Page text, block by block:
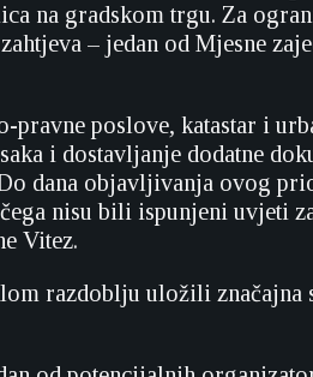
na gradskom trgu. Za
– jedan od Mjesne
pravne poslove, katastar i
i dostavljanje dodatne
dana objavljivanja ovog
nisu bili ispunjeni uvjeti
Vitez.
razdoblju uložili značajna